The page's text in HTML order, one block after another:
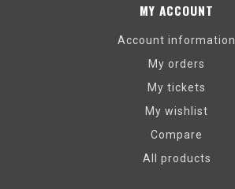
MY ACCOUNT
Account information
My orders
My tickets
My wishlist
Compare
All products